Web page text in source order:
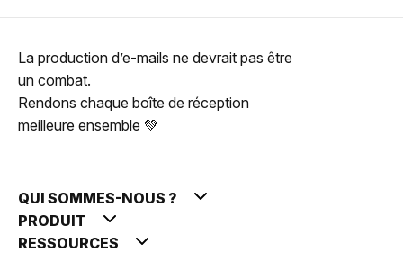
La production d’e-mails ne devrait pas être
un combat.
Rendons chaque boîte de réception
meilleure ensemble 💚
QUI SOMMES-NOUS ?
PRODUIT
RESSOURCES